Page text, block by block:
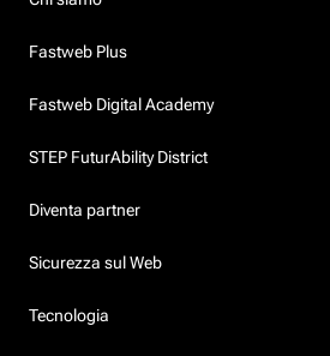
Fastweb Plus
Fastweb Digital Academy
STEP FuturAbility District
Diventa partner
Sicurezza sul Web
Tecnologia